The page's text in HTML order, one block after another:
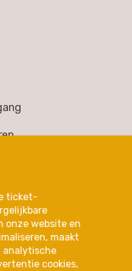
ticket-
onze website en
maakt
analytische
cookies,